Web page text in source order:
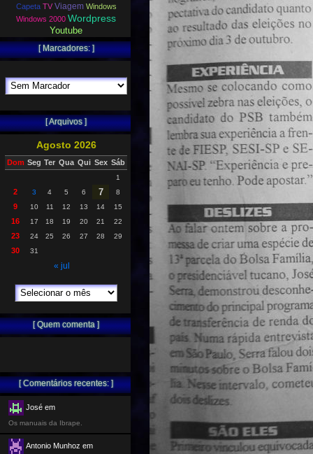
Capeta TV Viagem Windows
Windows 2000 Wordpress
Youtube
[ Marcadores: ]
[ Arquivos ]
Agosto 2026
Dom Seg Ter Qua Qui Sex Sáb
1
2 3 4 5 6 7 8
9 10 11 12 13 14 15
16 17 18 19 20 21 22
23 24 25 26 27 28 29
30 31
« jul
[ Quem comenta ]
[ Comentários recentes: ]
José em
Os manuais da Ibrape.
Antonio Munhoz em